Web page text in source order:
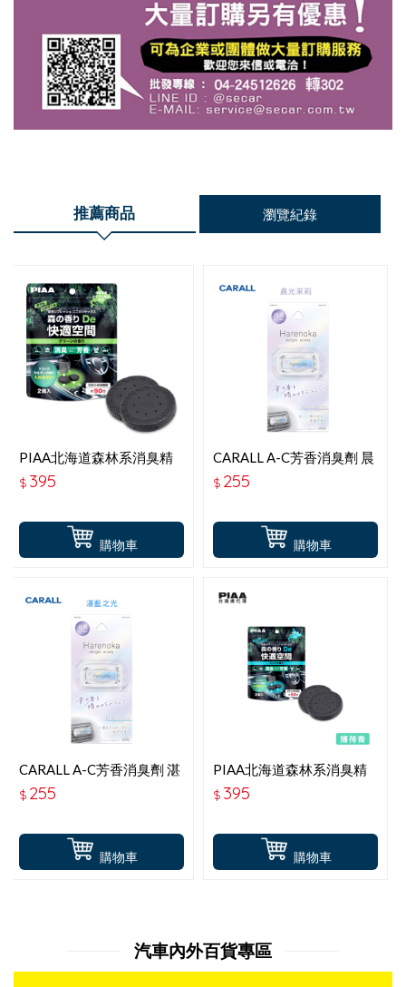
推薦商品 瀏覽紀錄
購物車
PIAA北海道森林系消臭精
油 草本香 KK-TD3
$ 395
購物車
CARALL A-C芳香消臭劑 晨
光茉莉 J3677
$ 255
購物車
CARALL A-C芳香消臭劑 湛
藍之光 J3676
$ 255
購物車
PIAA北海道森林系消臭精
油 薄荷香 KK-TD2
$ 395
汽車內外百貨專區